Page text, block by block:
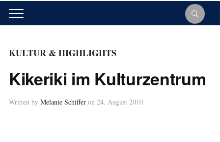
KULTUR & HIGHLIGHTS
Kikeriki im Kulturzentrum
Written by Melanie Schiffer on 24. August 2010